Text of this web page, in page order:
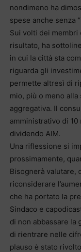
nondimeno ha
spese anche senza
Sui volti dei membri
risultato, ha
in cui la città sta
riguarda gli
permette altresì di
mio, più o meno
aggregativa. Il
amministrativo di
dividendo AIM.
Una riflessione si
prossimamente,
Bisognerà valutare,
riconsiderare
che ha portato la
Sindaco e
di non abbassare la
di rientrare nelle
plauso è stato